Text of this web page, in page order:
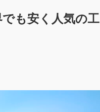
も安く人気の工